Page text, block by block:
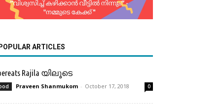
POPULAR ARTICLES
Rajila യിലൂടെ
Praveen Shanmukom - October 17, 2018 0